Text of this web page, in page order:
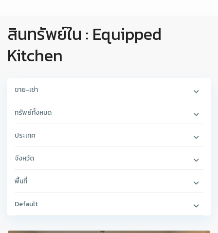
สินทรัพย์ใน : Equipped
Kitchen
ขาย-เช่า
ทรัพย์ทั้งหมด
ประเทศ
จังหวัด
พื้นที่
Default